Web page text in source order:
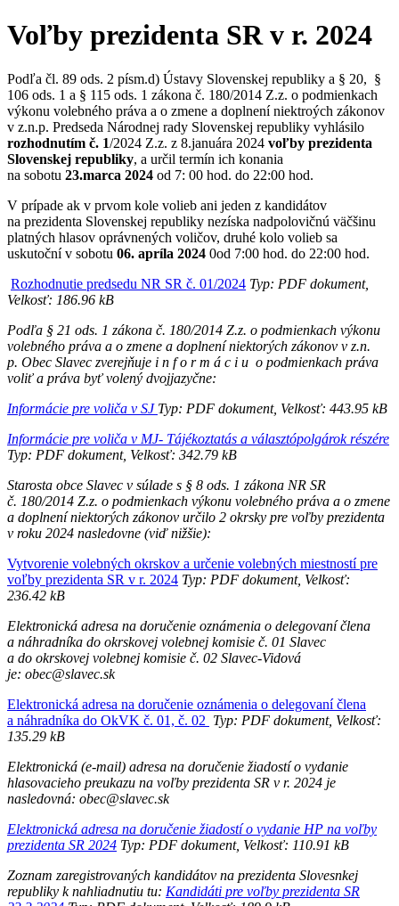
Voľby prezidenta SR v r. 2024
Podľa čl. 89 ods. 2 písm.d) Ústavy Slovenskej republiky a § 20, §
106 ods. 1 a § 115 ods. 1 zákona č. 180/2014 Z.z. o podmienkach
výkonu volebného práva a o zmene a doplnení niektroých zákonov
v z.n.p. Predseda Národnej rady Slovenskej republiky vyhlásilo
rozhodnutím č. 1/2024 Z.z. z 8.januára 2024 voľby prezidenta
Slovenskej republiky, a určil termín ich konania
na sobotu 23.marca 2024 od 7: 00 hod. do 22:00 hod.
V prípade ak v prvom kole volieb ani jeden z kandidátov
na prezidenta Slovenskej republiky nezíska nadpolovičnú väčšinu
platných hlasov oprávnených voličov, druhé kolo volieb sa
uskutoční v sobotu 06. apríla 2024 0od 7:00 hod. do 22:00 hod.
Rozhodnutie predsedu NR SR č. 01/2024 Typ: PDF dokument,
Velkosť: 186.96 kB
Podľa § 21 ods. 1 zákona č. 180/2014 Z.z. o podmienkach výkonu
volebného práva a o zmene a doplnení niektorých zákonov v z.n.
p. Obec Slavec zverejňuje i n f o r m á c i u o podmienkach práva
voliť a práva byť volený dvojjazyčne:
Informácie pre voliča v SJ Typ: PDF dokument, Velkosť: 443.95 kB
Informácie pre voliča v MJ- Tájékoztatás a választópolgárok részére
Typ: PDF dokument, Velkosť: 342.79 kB
Starosta obce Slavec v súlade s § 8 ods. 1 zákona NR SR
č. 180/2014 Z.z. o podmienkach výkonu volebného práva a o zmene
a doplnení niektorých zákonov určilo 2 okrsky pre voľby prezidenta
v roku 2024 nasledovne (viď nižšie):
Vytvorenie volebných okrskov a určenie volebných miestností pre
voľby prezidenta SR v r. 2024 Typ: PDF dokument, Velkosť:
236.42 kB
Elektronická adresa na doručenie oznámenia o delegovaní člena
a náhradníka do okrskovej volebnej komisie č. 01 Slavec
a do okrskovej volebnej komisie č. 02 Slavec-Vidová
je: obec@slavec.sk
Elektronická adresa na doručenie oznámenia o delegovaní člena
a náhradníka do OkVK č. 01, č. 02 Typ: PDF dokument, Velkosť:
135.29 kB
Elektronická (e-mail) adresa na doručenie žiadostí o vydanie
hlasovacieho preukazu na voľby prezidenta SR v r. 2024 je
nasledovná: obec@slavec.sk
Elektronická adresa na doručenie žiadostí o vydanie HP na voľby
prezidenta SR 2024 Typ: PDF dokument, Velkosť: 110.91 kB
Zoznam zaregistrovaných kandidátov na prezidenta Slovesnkej
republiky k nahliadnutiu tu: Kandidáti pre voľby prezidenta SR